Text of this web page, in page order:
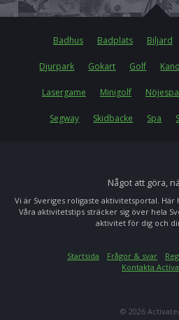
Badhus Badplats Biljard
Djurpark Gokart Golf
Lasergame Minigolf
Segway Skidbacke Spa
Något att göra,
Vi är Sveriges roligaste aktivitetsportal.
Våra aktivitetstips sträcker sig över hela
aktivitet för dig och
Startsida Frågor & svar
Kontakta
© 2026